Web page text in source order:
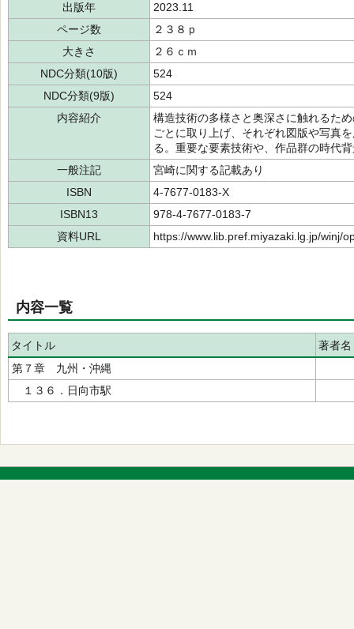
出版年
2023.11
ページ数
２３８ｐ
大きさ
２６ｃｍ
NDC分類(10版)
524
NDC分類(9版)
524
内容紹介
構造技術の多様さと奥深さに触れるた
ごとに取り上げ、それぞれ図版や写真
る。重要な要素技術や、作品群の時代
一般注記
宮崎に関する記載あり
ISBN
4-7677-0183-X
ISBN13
978-4-7677-0183-7
資料URL
https://www.lib.pref.miyazaki.lg.jp/winj/
内容一覧
タイトル
著者名
第７章 九州・沖縄
１３６．日向市駅